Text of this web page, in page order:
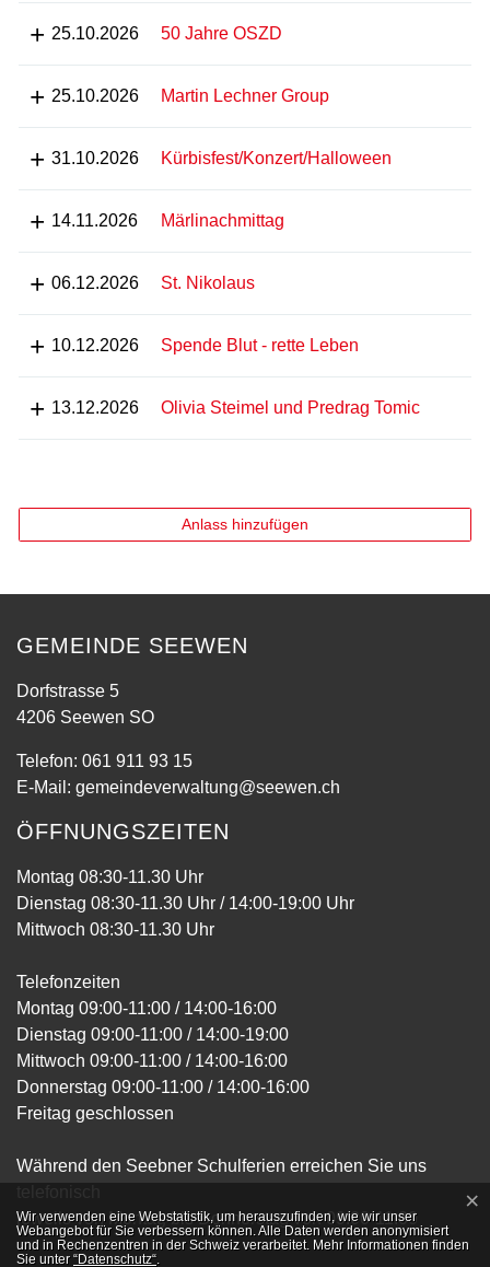
25.10.2026 50 Jahre OSZD
25.10.2026 Martin Lechner Group
31.10.2026 Kürbisfest/Konzert/Halloween
14.11.2026 Märlinachmittag
06.12.2026 St. Nikolaus
10.12.2026 Spende Blut - rette Leben
13.12.2026 Olivia Steimel und Predrag Tomic
Anlass hinzufügen
GEMEINDE SEEWEN
Dorfstrasse 5
4206 Seewen SO
Telefon: 061 911 93 15
E-Mail: gemeindeverwaltung@seewen.ch
ÖFFNUNGSZEITEN
Montag 08:30-11.30 Uhr
Dienstag 08:30-11.30 Uhr / 14:00-19:00 Uhr
Mittwoch 08:30-11.30 Uhr
Telefonzeiten
Montag 09:00-11:00 / 14:00-16:00
Dienstag 09:00-11:00 / 14:00-19:00
Mittwoch 09:00-11:00 / 14:00-16:00
Donnerstag 09:00-11:00 / 14:00-16:00
Freitag geschlossen
Während den Seebner Schulferien erreichen Sie uns
jeweils von Montag bis Donnerstag von 09:00-11:00
Webstatistik
Wir verwenden eine Webstatistik, um herauszufinden, wie wir unser
Webangebot für Sie verbessern können. Alle Daten werden anonymisiert
und in Rechenzentren in der Schweiz verarbeitet. Mehr Informationen finden
Sie unter “Datenschutz“.
×